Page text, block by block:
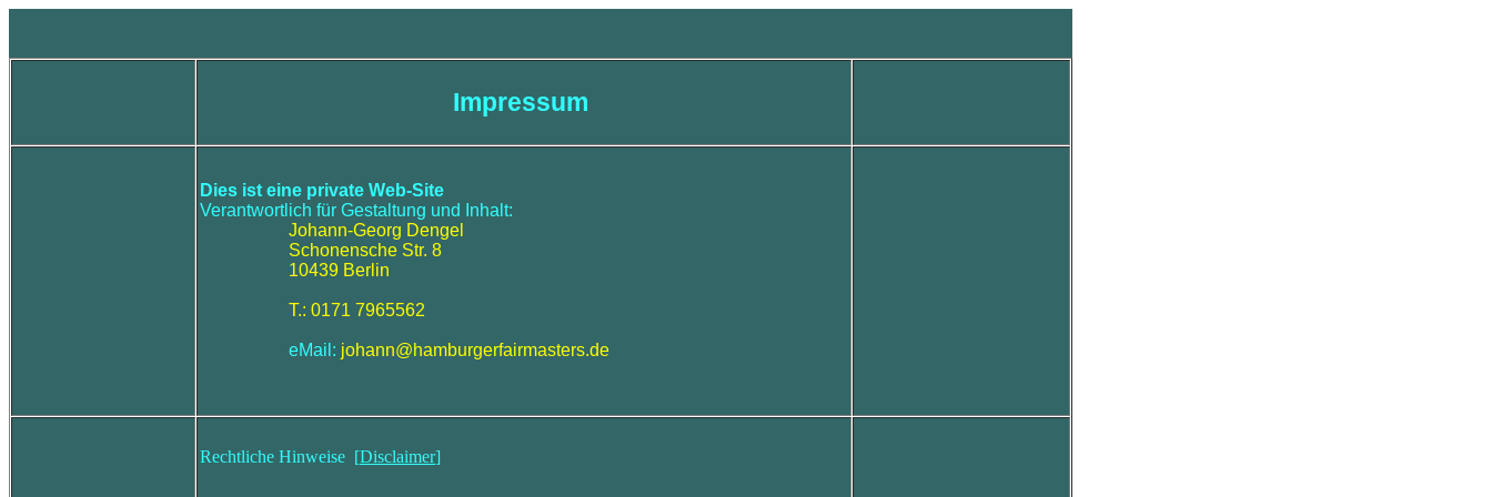
Impressum
Dies ist eine private Web-Site
Verantwortlich für Gestaltung und Inhalt:
Johann-Georg Dengel
Schonensche Str. 8
10439 Berlin
T.: 0171 7965562
eMail: johann@hamburgerfairmasters.de
Rechtliche Hinweise [Disclaimer]